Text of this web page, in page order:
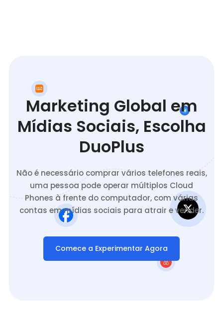
Marketing Global em
Mídias Sociais, Escolha
DuoPlus
Não é necessário comprar vários telefones reais,
uma pessoa pode operar múltiplos Cloud
Phones à frente do computador, com várias
contas em mídias sociais para atrair e vender.
Comece a Experimentar Agora